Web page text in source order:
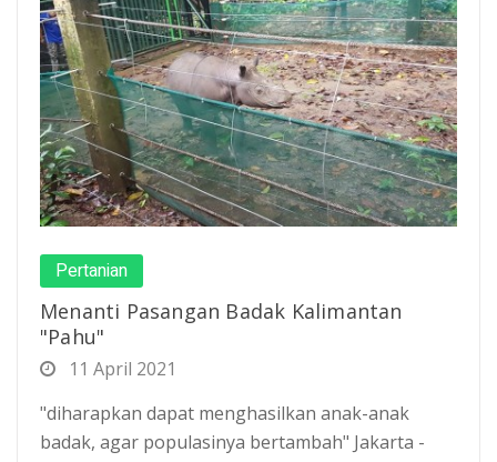
Pertanian
Menanti Pasangan Badak Kalimantan
"Pahu"
11 April 2021
"diharapkan dapat menghasilkan anak-anak
badak, agar populasinya bertambah" Jakarta -